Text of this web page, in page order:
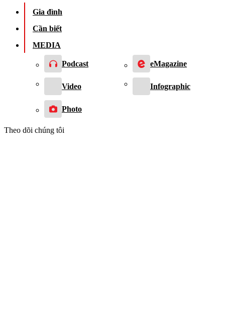
Gia đình
Cần biết
MEDIA
Podcast eMagazine
Video Infographic
Photo
Theo dõi chúng tôi